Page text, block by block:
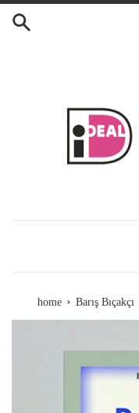
Skip
home › Barış Bıçakçı